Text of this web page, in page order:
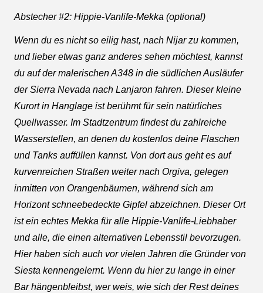
Abstecher #2: Hippie-Vanlife-Mekka (optional)
Wenn du es nicht so eilig hast, nach Nijar zu kommen,
und lieber etwas ganz anderes sehen möchtest, kannst
du auf der malerischen A348 in die südlichen Ausläufer
der Sierra Nevada nach Lanjaron fahren. Dieser kleine
Kurort in Hanglage ist berühmt für sein natürliches
Quellwasser. Im Stadtzentrum findest du zahlreiche
Wasserstellen, an denen du kostenlos deine Flaschen
und Tanks auffüllen kannst. Von dort aus geht es auf
kurvenreichen Straßen weiter nach Orgiva, gelegen
inmitten von Orangenbäumen, während sich am
Horizont schneebedeckte Gipfel abzeichnen. Dieser Ort
ist ein echtes Mekka für alle Hippie-Vanlife-Liebhaber
und alle, die einen alternativen Lebensstil bevorzugen.
Hier haben sich auch vor vielen Jahren die Gründer von
Siesta kennengelernt. Wenn du hier zu lange in einer
Bar hängenbleibst, wer weis, wie sich der Rest deines